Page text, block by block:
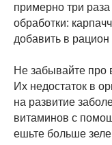
примерно три
обработки:
добавить в
Не забывайте
Их недостаток в
на развитие
витаминов с
ешьте больше